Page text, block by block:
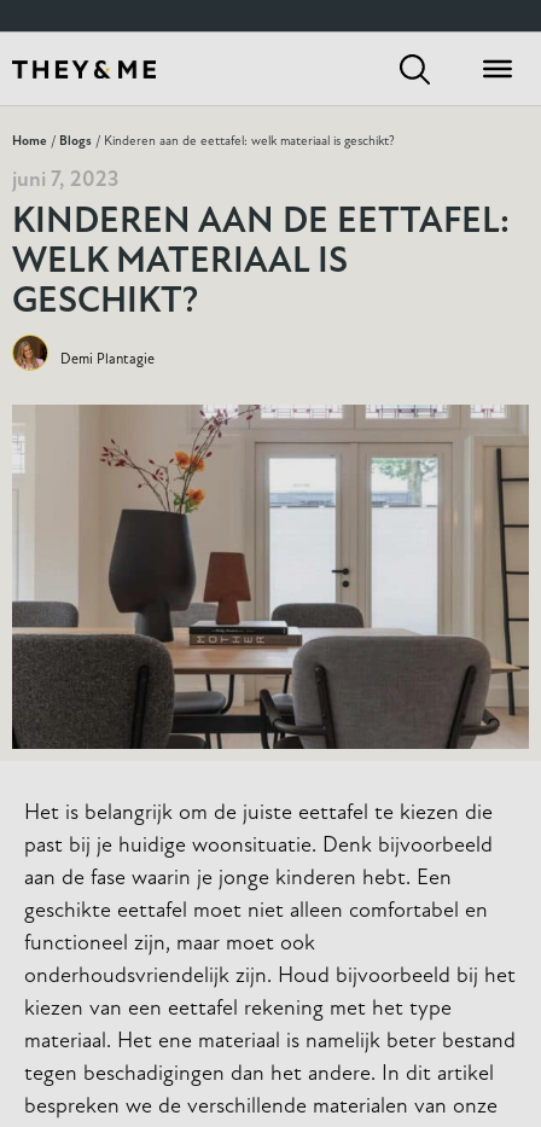
Home / Blogs / Kinderen aan de eettafel: welk materiaal is geschikt?
juni 7, 2023
KINDEREN AAN DE EETTAFEL:
WELK MATERIAAL IS
GESCHIKT?
Demi Plantagie
Het is belangrijk om de juiste eettafel te kiezen die
past bij je huidige woonsituatie. Denk bijvoorbeeld
aan de fase waarin je jonge kinderen hebt. Een
geschikte eettafel moet niet alleen comfortabel en
functioneel zijn, maar moet ook
onderhoudsvriendelijk zijn. Houd bijvoorbeeld bij het
kiezen van een eettafel rekening met het type
materiaal. Het ene materiaal is namelijk beter bestand
tegen beschadigingen dan het andere. In dit artikel
bespreken we de verschillende materialen van onze